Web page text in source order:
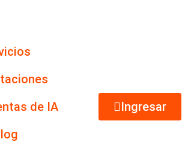
de IA
Ingresar